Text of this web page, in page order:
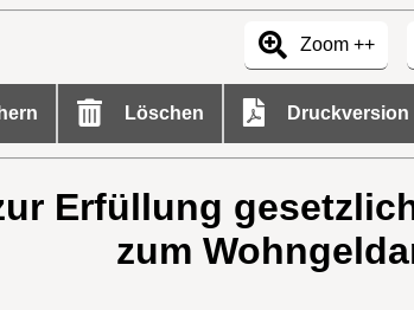
Zoom ++
Löschen Druckversion
Erfüllung
zum